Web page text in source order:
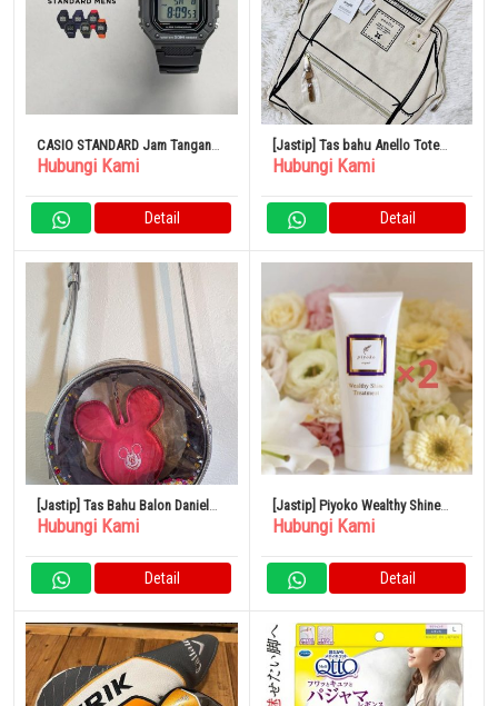
CASIO STANDARD Jam Tangan
Standar Pria Wanita Anak Anak
Hitam
Hubungi Kami
Detail
[Jastip] Tas bahu Anello Tote
Bag
Hubungi Kami
Detail
[Jastip] Tas Bahu Balon Daniel
Nicole Disney
Hubungi Kami
Detail
[Jastip] Piyoko Wealthy Shine
Treatment Set isi 2
Hubungi Kami
Detail